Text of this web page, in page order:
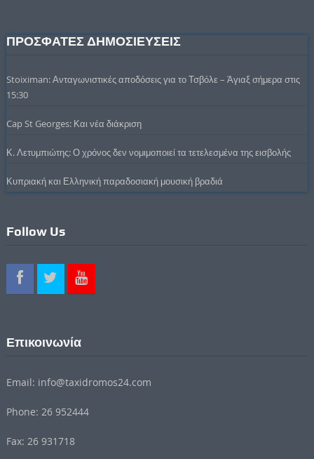
ΠΡΟΣΦΑΤΕΣ ΔΗΜΟΣΙΕΥΣΕΙΣ
Stoiximan: Ανταγωνιστικές αποδόσεις για το Τσβόλε – Άγιαξ σήμερα στις
15:30
Cap St Georges: Και νέα διάκριση
Κ. Λετυμπιώτης: Ο χρόνος δεν νομιμοποιεί τα τετελεσμένα της εισβολής
Κυπριακή και Ελληνική παραδοσιακή μουσική βραδιά
Follow Us
Επικοινωνία
Email: info@taxidromos24.com
Phone: 26 952444
Fax: 26 931718